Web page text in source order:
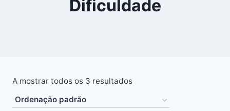
Dificuldade
A mostrar todos os 3 resultados